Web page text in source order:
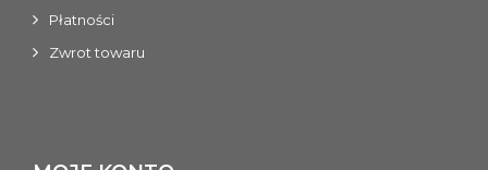
Płatności
Zwrot towaru